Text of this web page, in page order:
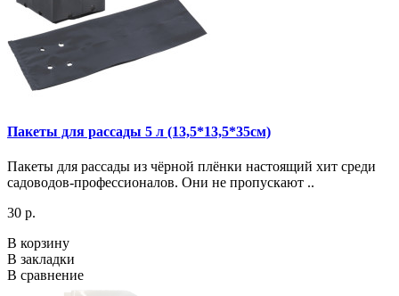
Пакеты для рассады 5 л (13,5*13,5*35см)
Пакеты для рассады из чёрной плёнки настоящий хит среди
садоводов-профессионалов. Они не пропускают ..
30 р.
В корзину
В закладки
В сравнение